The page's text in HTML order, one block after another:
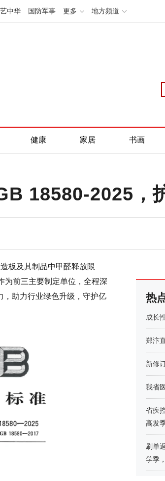
中华 国防军事 更多 地方频道
健康 家居 书画
18580-2025，
板及其制品中甲醛释放限
为前三主要制定单位，全程深
，助力行业绿色升级，守护亿
热
成长
郑汴
新修
我省
省疾
高发
刷单
学季